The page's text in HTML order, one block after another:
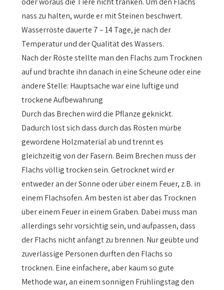
nass zu halten, wurde er mit Steinen beschwert.
Wasserröste dauerte 7 – 14 Tage, je nach der
Temperatur und der Qualität des Wassers.
Nach der Röste stellte man den Flachs zum Trocknen
auf und brachte ihn danach in eine Scheune oder eine
andere Stelle: Hauptsache war eine luftige und
trockene Aufbewahrung
Durch das Brechen wird die Pflanze geknickt.
Dadurch löst sich dass durch das Rösten mürbe
gewordene Holzmaterial ab und trennt es
gleichzeitig von der Fasern. Beim Brechen muss der
Flachs völlig trocken sein. Getrocknet wird er
entweder an der Sonne oder über einem Feuer, z.B. in
einem Flachsofen. Am besten ist aber das Trocknen
über einem Feuer in einem Graben. Dabei muss man
allerdings sehr vorsichtig sein, und aufpassen, dass
der Flachs nicht anfängt zu brennen. Nur geübte und
zuverlässige Personen durften den Flachs so
trocknen. Eine einfachere, aber kaum so gute
Methode war, an einem sonnigen Frühlingstag den